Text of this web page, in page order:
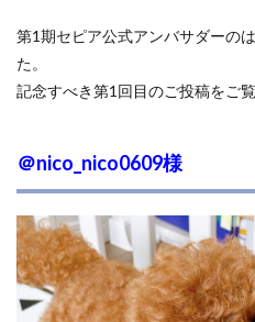
第1期セピア公式アンバサダーの
た。
記念すべき第1回目のご投稿をご
＠nico_nico0609様